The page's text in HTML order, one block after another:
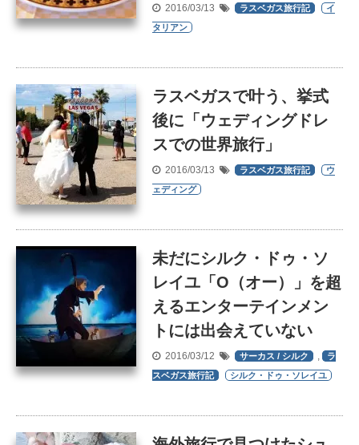
2016/03/13 ラスベガス旅行記
イ
タリアン
ラスベガスで叶う、挙式
後に「ウェディングドレ
スでの世界旅行」
2016/03/13 ラスベガス旅行記
ウ
ェディング
未だにシルク・ドゥ・ソ
レイユ「O（オー）」を超
えるエンターテインメン
トには出会えていない
2016/03/12 サーカス / シルク ,
ラ
スベガス旅行記
シルク・ドゥ・ソレイユ